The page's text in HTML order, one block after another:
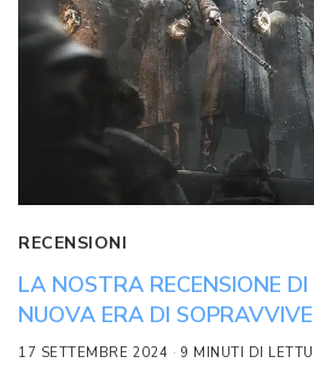
RECENSIONI
LA NOSTRA RECENSIONE
NUOVA ERA DI
17 SETTEMBRE 2024 9 MINUTI DI